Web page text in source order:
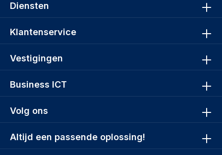
Volg ons
Altijd een passende oplossing!
Diensten
Klantenservice
Vestigingen
Business ICT